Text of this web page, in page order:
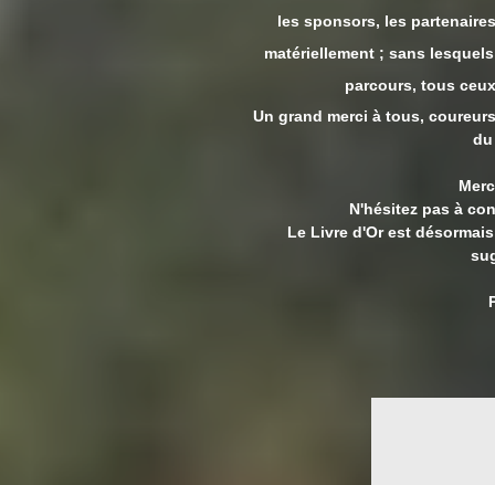
les sponsors, les
matériellement ; sans
parcours, tous
Un grand merci à tous,
du
N'hésitez pas à
Le Livre d'Or est